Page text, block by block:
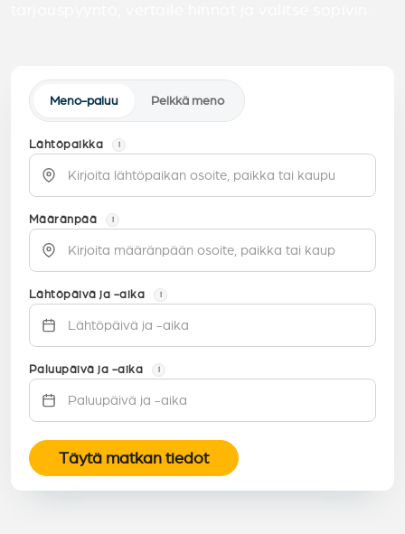
Meno-paluu Pelkkä meno
Lähtöpaikka i
Määränpää i
Lähtöpäivä ja -aika i
Paluupäivä ja -aika i
Täytä matkan tiedot